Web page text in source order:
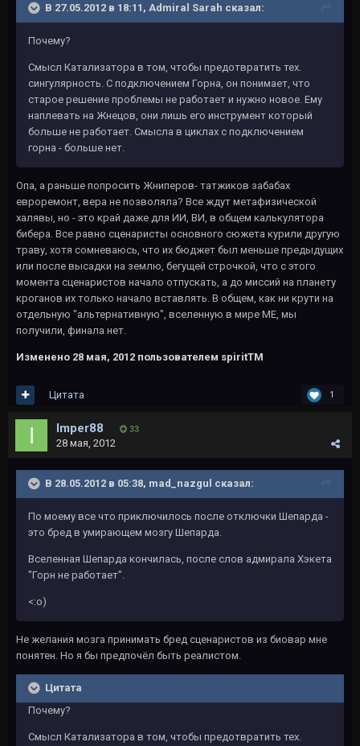
В 27.05.2012 в 18:11, Admiral Sarah сказал:
Почему?
Смысл Катализатора в том, чтобы предотвратить тех.
сингулярность. С подключением Горна, он понимает, что
старое решение проблемы не работает и нужно новое. Ему
наплевать на Жнецов, они лишь его инструмент который
больше не работает. Смысла в циклах с подключением
горна - больше нет.
Опа, а раньше попросить Жниперов- татжиков забабах
евроремонт, вера не позволяла? Все ждут метафизической
халявы, но - это край даже для ИИ, ВИ, в общем калькулятора
бибера. Все равно сценаристы основного сюжета курили другую
траву, хотя сомневаюсь, что их бюджет был меньше предыдущих
или после высадки на землю, бегущей строчкой, что с этого
момента сценаристов начало отпускать, а до миссий на планету
кроганов их только начало вставлять. В общем, как ни крути на
отдельную "альтернативную", вселенную в мире МЕ, мы
получили, финала нет.
Изменено 28 мая, 2012 пользователем spiritTM
1
Цитата
Imper88 33
28 мая, 2012
В 28.05.2012 в 05:38, mad_nazgul сказал:
По моему все что приключилось после отключки Шепарда -
это бред в умирающем мозгу Шепарда.
Вселенная Шепарда кончилась, после слов адмирала Хэкета
"Горн не работает".
<:o)
Не желания мозга принимать бред сценаристов из биовар мне
понятен. Но я бы предпочёл быть реалистом.
Цитата
Почему?
Смысл Катализатора в том, чтобы предотвратить тех.